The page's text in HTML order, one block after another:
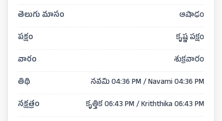
తెలుగు మాసం
ఆషాఢం
పక్షం
కృష్ణ పక్షం
వారం
శుక్రవారం
తిథి
నవమి 04:36 PM / Navami 04:36 PM
నక్షత్రం
కృత్తిక 06:43 PM / Kriththika 06:43 PM